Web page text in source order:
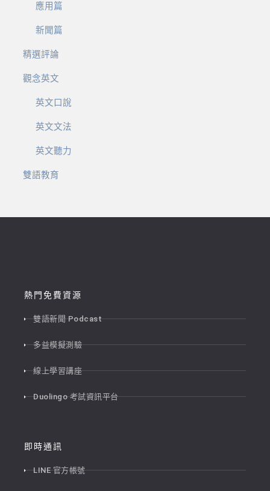
應用篇
新聞篇
精選評論
觀念英文
英文口說
英文文法
英文聽力
雙語教育
熱門免費資源
雙語新聞 Podcast
多益模擬測驗
線上學習講座
Duolingo 考試資訊平台
即時通訊
LINE 官方帳號